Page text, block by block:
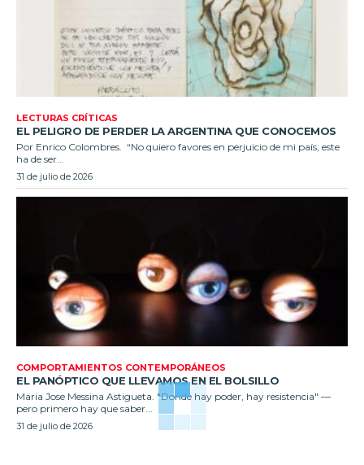
LECTURAS CRÍTICAS
EL PELIGRO DE PERDER LA ARGENTINA QUE CONOCEMOS
Por Enrico Colombres. “No quiero favores en perjuicio de mi país; este
ha de ser...
31 de julio de 2026
COMPORTAMIENTOS CONTEMPORÁNEOS
EL PANÓPTICO QUE LLEVAMOS EN EL BOLSILLO
Maria Jose Messina Astigueta. "Donde hay poder, hay resistencia" —
pero primero hay que saber...
31 de julio de 2026